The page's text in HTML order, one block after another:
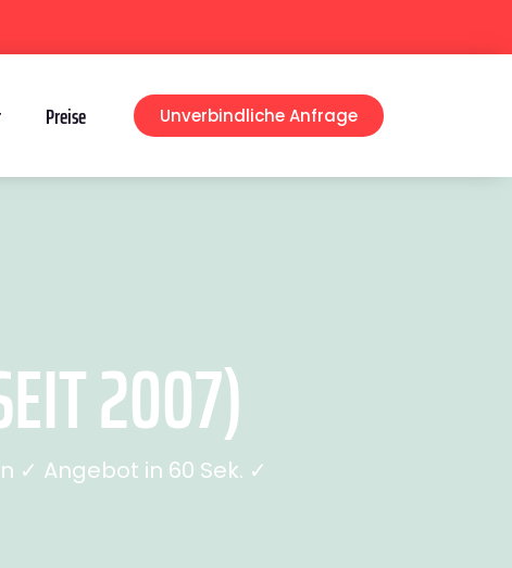
Preise Unverbindliche Anfrage
2007)
✓ Angebot in 60 Sek. ✓